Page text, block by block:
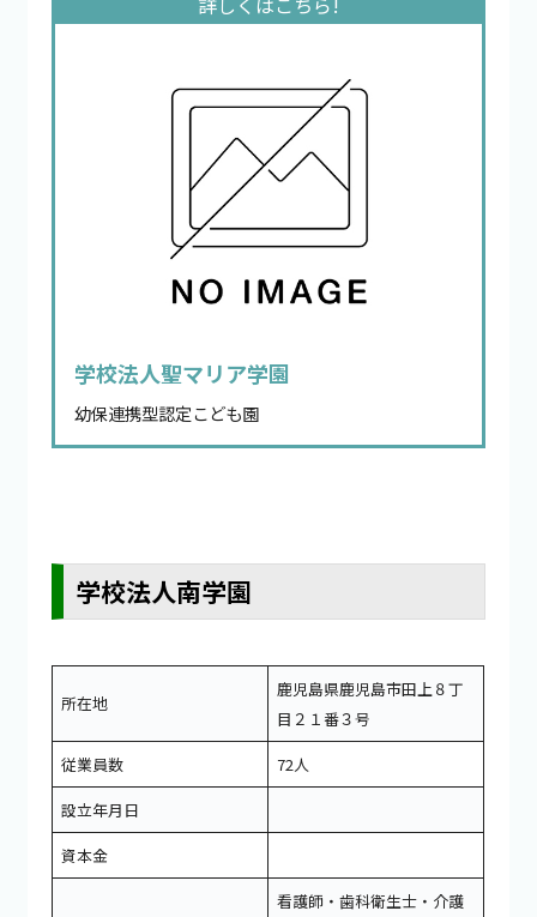
学校法人聖マリア学園
幼保連携型認定こども園
学校法人南学園
所在地
鹿児島県鹿児島市田上８丁
目２１番３号
従業員数
72人
設立年月日
資本金
看護師・歯科衛生士・介護